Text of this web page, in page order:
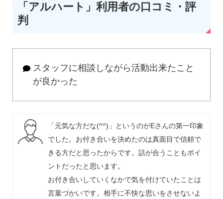
「アルハート」利用者の口コミ・評
判
スタッフに相談しながら活動出来たこと
が良かった
「元気な方だな(^^)」というのがEさんの第一印象
でした。お付き合いを決めたのは真面目で信頼で
きる方だと思ったからです。話が合うこともポイ
ントだったと思います。
お付き合いしていくなかで気を付けていたことは
言葉づかいです。相手に不快な思いをさせないよ